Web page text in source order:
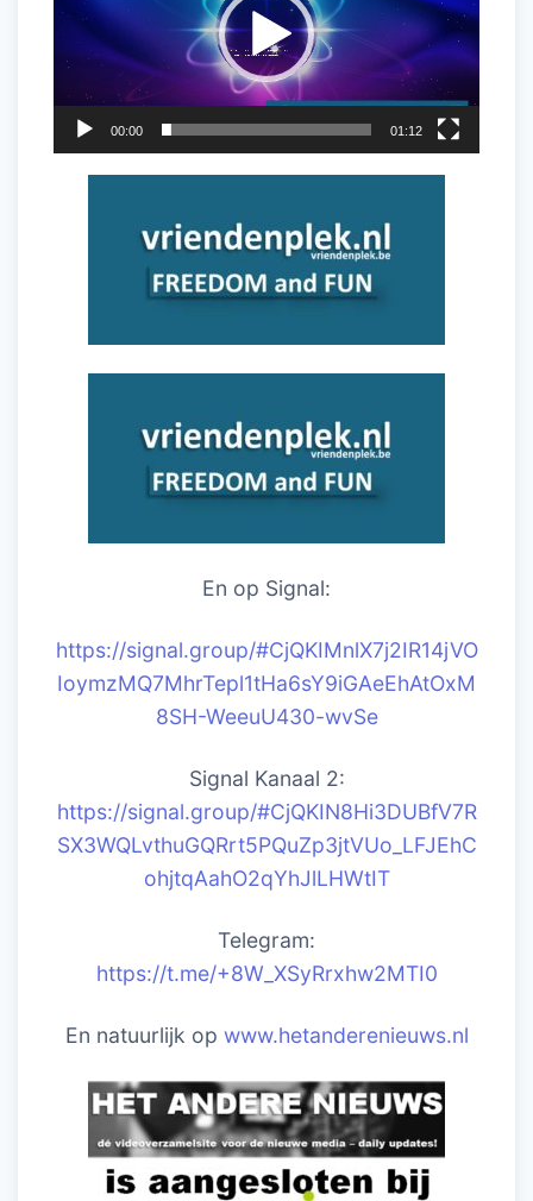
00:00 01:12
En op Signal:
https://signal.group/#CjQKIMnlX7j2IR14jVO
IoymzMQ7MhrTepl1tHa6sY9iGAeEhAtOxM
8SH-WeeuU430-wvSe
Signal Kanaal 2:
https://signal.group/#CjQKIN8Hi3DUBfV7R
SX3WQLvthuGQRrt5PQuZp3jtVUo_LFJEhC
ohjtqAahO2qYhJlLHWtIT
Telegram:
https://t.me/+8W_XSyRrxhw2MTI0
En natuurlijk op www.hetanderenieuws.nl